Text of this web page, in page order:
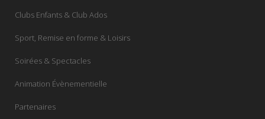
Clubs Enfants & Club Ados
Sport, Remise en forme & Loisirs
Soirées & Spectacles
Animation Évènementielle
Partenaires